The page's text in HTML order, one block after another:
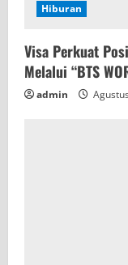
Hiburan
Visa Perkuat
Melalui “BTS
admin